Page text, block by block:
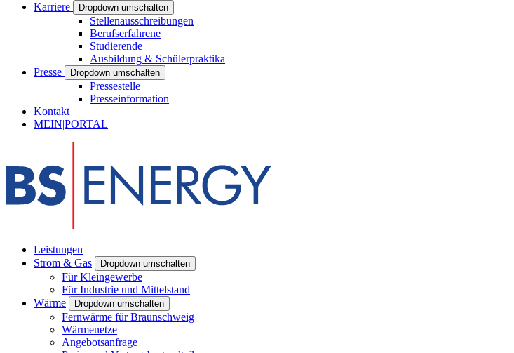
Karriere
Dropdown umschalten
Stellenausschreibungen
Berufserfahrene
Studierende
Ausbildung & Schülerpraktika
Presse
Dropdown umschalten
Pressestelle
Presseinformation
Kontakt
MEIN|PORTAL
Leistungen
Strom & Gas
Dropdown umschalten
Für Kleingewerbe
Für Industrie und Mittelstand
Wärme
Dropdown umschalten
Fernwärme für Braunschweig
Wärmenetze
Angebotsanfrage